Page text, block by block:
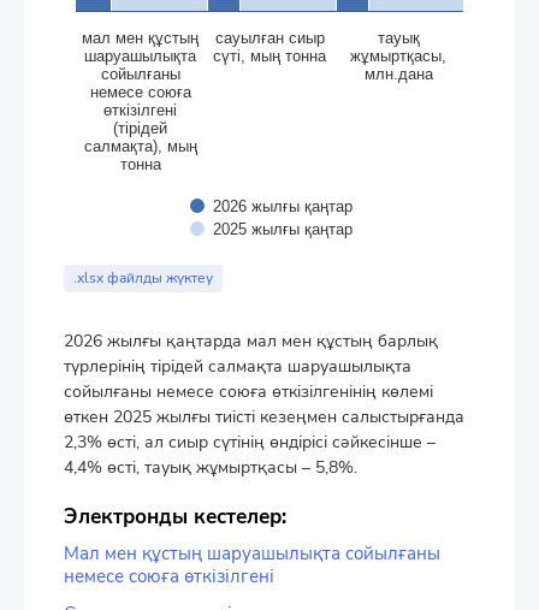
2026 жылғы қаңтар
2025 жылғы қаңтар
мал мен құстың
шаруашылықта
сойылғаны
немесе союға
өткізілгені
(тірідей
салмақта), мың
тонна
сауылған сиыр
сүтi, мың тонна
тауық
жұмыртқасы,
млн.дана
End of interactive chart.
.xlsx файлды жүктеу
2026 жылғы қаңтарда мал мен құстың барлық
түрлерінің тірідей салмақта шаруашылықта
сойылғаны немесе союға өткізілгенінің көлемі
өткен 2025 жылғы тиісті кезеңмен салыстырғанда
2,3% өсті, ал сиыр сүтінің өндірісі сәйкесінше –
4,4% өсті, тауық жұмыртқасы – 5,8%.
Электронды кестелер:
Мал мен құстың шаруашылықта сойылғаны
немесе союға өткізілгені